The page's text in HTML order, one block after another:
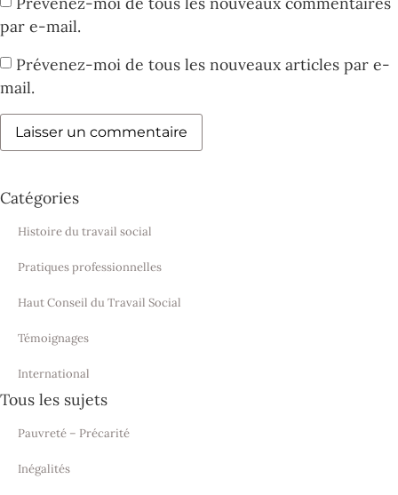
par e-mail.
Prévenez-moi de tous les nouveaux articles par e-
mail.
Catégories
Histoire du travail social
Pratiques professionnelles
Haut Conseil du Travail Social
Témoignages
International
Tous les sujets
Pauvreté – Précarité
Inégalités